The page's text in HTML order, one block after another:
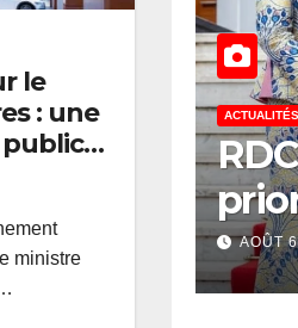
le
: une
ministre
conflit des
sommet